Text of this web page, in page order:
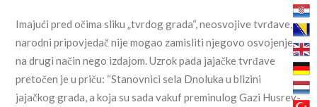
Imajući pred očima sliku „tvrdog grada“, neosvojive tvrđave,
narodni pripovjedač nije mogao zamisliti njegovo osvojenje
na drugi način nego izdajom. Uzrok pada jajačke tvrđave
pretočen je u priču: “Stanovnici sela Dnoluka u blizini
jajačkog grada, a koja su sada vakuf preminulog Gazi Husrev-